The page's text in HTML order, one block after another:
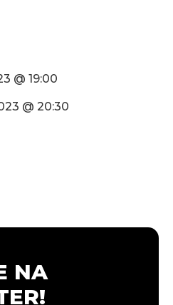
@ 19:00
@ 20:30
NA